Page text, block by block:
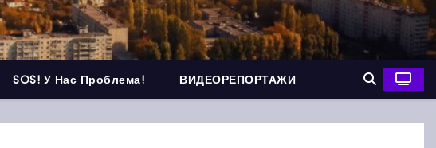
SOS! У Нас Проблема! ВИДЕОРЕПОРТАЖИ